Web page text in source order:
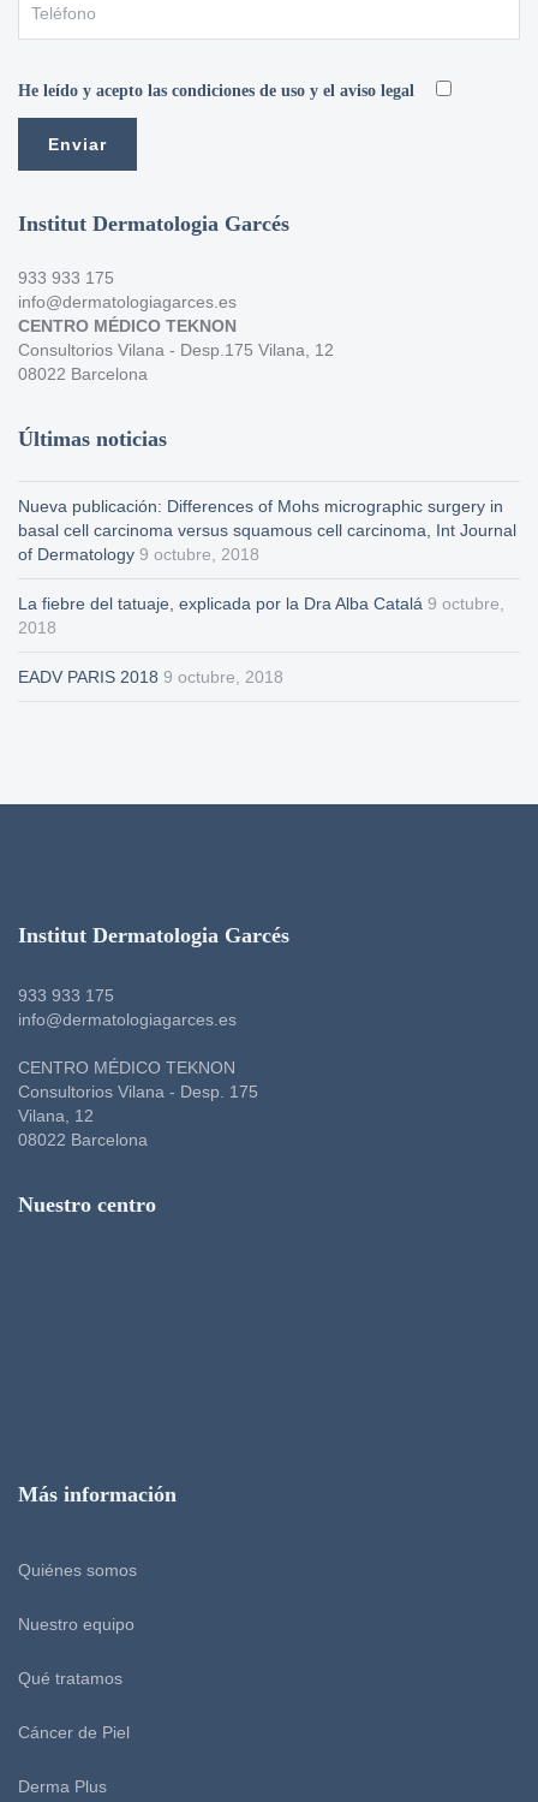
He leído y acepto las condiciones de uso y el aviso legal
Institut Dermatologia Garcés
933 933 175
info@dermatologiagarces.es
CENTRO MÉDICO TEKNON
Consultorios Vilana - Desp.175 Vilana, 12
08022 Barcelona
Últimas noticias
Nueva publicación: Differences of Mohs micrographic surgery in
basal cell carcinoma versus squamous cell carcinoma, Int Journal
of Dermatology 9 octubre, 2018
La fiebre del tatuaje, explicada por la Dra Alba Catalá 9 octubre,
2018
EADV PARIS 2018 9 octubre, 2018
Institut Dermatologia Garcés
933 933 175
info@dermatologiagarces.es
CENTRO MÉDICO TEKNON
Consultorios Vilana - Desp. 175
Vilana, 12
08022 Barcelona
Nuestro centro
Más información
Quiénes somos
Nuestro equipo
Qué tratamos
Cáncer de Piel
Derma Plus